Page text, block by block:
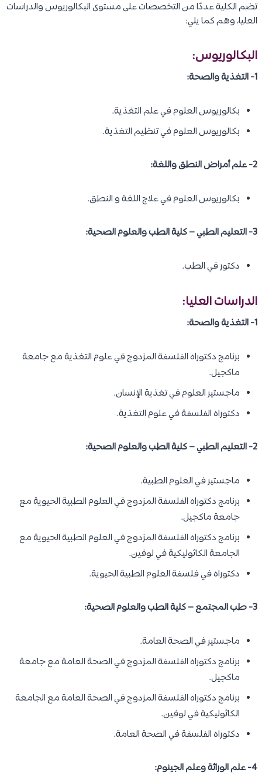
تضم الكلية عددًا من التخصصات على مستوى البكالوريوس والدراسات
العليا، وهم كما يلي:
البكالوريوس:
1- التغذية والصحة:
بكالوريوس العلوم في علم التغذية.
بكالوريوس العلوم في تنظيم التغذية.
2- علم أمراض النطق واللغة:
بكالوريوس العلوم في علاج اللغة و النطق.
3- التعليم الطبي – كلية الطب والعلوم الصحية:
دكتور في الطب.
الدراسات العليا:
1- التغذية والصحة:
برنامج دكتوراه الفلسفة المزدوج في علوم التغذية مع جامعة
ماكجيل.
ماجستير العلوم في تغذية الإنسان.
دكتوراه الفلسفة في علوم التغذية.
2- التعليم الطبي – كلية الطب والعلوم الصحية:
ماجستير في العلوم الطبية.
برنامج دكتوراه الفلسفة المزدوج في العلوم الطبية الحيوية مع
جامعة ماكجيل.
برنامج دكتوراه الفلسفة المزدوج في العلوم الطبية الحيوية مع
الجامعة الكاثوليكية في لوفين.
دكتوراه في فلسفة العلوم الطبية الحيوية.
3- طب المجتمع – كلية الطب والعلوم الصحية:
ماجستير في الصحة العامة.
برنامج دكتوراه الفلسفة المزدوج في الصحة العامة مع جامعة
ماكجيل.
برنامج دكتوراه الفلسفة المزدوج في الصحة العامة مع الجامعة
الكاثوليكية في لوفين.
دكتوراه الفلسفة في الصحة العامة.
4- علم الوراثة وعلم الجينوم: